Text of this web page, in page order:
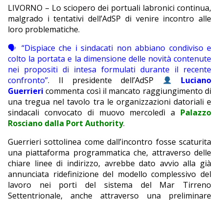
EDITORIALI
LIVORNO – Lo sciopero dei portuali labronici continua,
malgrado i tentativi dell’AdSP di venire incontro alle
loro problematiche.
🗣 “Dispiace che i sindacati non abbiano condiviso e
colto la portata e la dimensione delle novità contenute
nei propositi di intesa formulati durante il recente
confronto”. Il presidente dell’AdSP
Luciano
Guerrieri commenta così il mancato raggiungimento di
una tregua nel tavolo tra le organizzazioni datoriali e
sindacali convocato di muovo mercoledì a Palazzo
Rosciano dalla Port Authority.
Guerrieri sottolinea come dall’incontro fosse scaturita
una piattaforma programmatica che, attraverso delle
chiare linee di indirizzo, avrebbe dato avvio alla già
annunciata ridefinizione del modello complessivo del
lavoro nei porti del sistema del Mar Tirreno
Settentrionale, anche attraverso una preliminare